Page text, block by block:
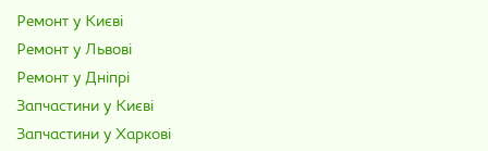
Ремонт у Києві
Ремонт у Львові
Ремонт у Дніпрі
Запчастини у Києві
Запчастини у Харкові